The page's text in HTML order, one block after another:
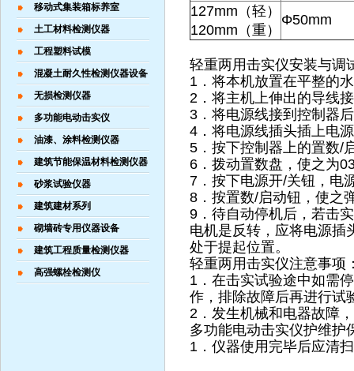
移动式集装箱标养室
土工材料检测仪器
工程塑料试模
混凝土耐久性检测仪器设备
无损检测仪器
多功能电动击实仪
油漆、涂料检测仪器
建筑节能保温材料检测仪器
砂浆试验仪器
建筑建材系列
砌墙砖专用仪器设备
建筑工程质量检测仪器
高强螺栓检测仪
127mm（轻）
120mm（重）
Φ50mm
轻重两用击实仪安装与调
1．将本机放置在平整的
2．将主机上伸出的导线
3．将电源线接到控制器
4．将电源线插头插上电
5．按下控制器上的置数/
6．拨动置数盘，使之为
7．按下电源开/关钮，电
8．按置数/启动钮，使之
9．待自动停机后，若击
电机是反转，应将电源插
处于提起位置。
轻重两用击实仪注意事项
1．在击实试验途中如需
作，排除故障后再进行试
2．发生机械和电器故障
多功能电动击实仪护维护
1．仪器使用完毕后应清